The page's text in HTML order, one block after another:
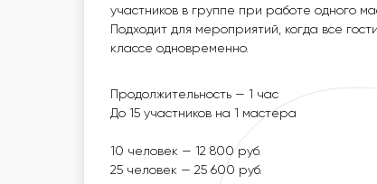
ПОДХОДИТ ДЛЯ МЕРОПРИЯТИЙ, КОГДА
В МАСТЕР-КЛАССЕ ОДНОВРЕМЕННО.
ДО 15 УЧАСТНИКОВ НА 1 МАСТЕРА
25 ЧЕЛОВЕК — 33 600 РУБ.
Продолжительность — 1 час
До 15 участников на 1 мастера
10 человек — 12 800 руб.
25 человек — 25 600 руб.
участников в группе при работе одного
Подходит для мероприятий, когда все
классе одновременно.